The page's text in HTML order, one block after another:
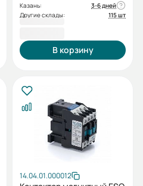
Казань:
3-6 дней
Другие склады:
115 шт
В корзину
14.04.01.000012